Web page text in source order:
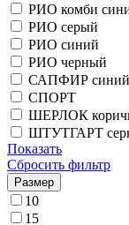
РИО комби
РИО серый
РИО синий
РИО черный
САПФИР синий
СПОРТ
ШЕРЛОК
ШТУТГАРТ
Показать
Сбросить фильтр
Размер
10
15